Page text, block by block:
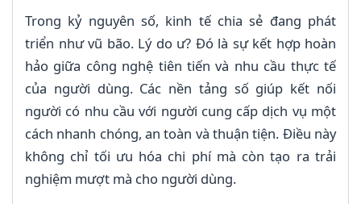
Trong kỷ nguyên số, kinh tế chia sẻ đang phát
triển như vũ bão. Lý do ư? Đó là sự kết hợp hoàn
hảo giữa công nghệ tiên tiến và nhu cầu thực tế
của người dùng. Các nền tảng số giúp kết nối
người có nhu cầu với người cung cấp dịch vụ một
cách nhanh chóng, an toàn và thuận tiện. Điều này
không chỉ tối ưu hóa chi phí mà còn tạo ra trải
nghiệm mượt mà cho người dùng.